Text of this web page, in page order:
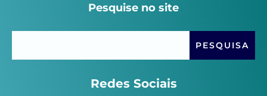
Pesquise no site
Redes Sociais